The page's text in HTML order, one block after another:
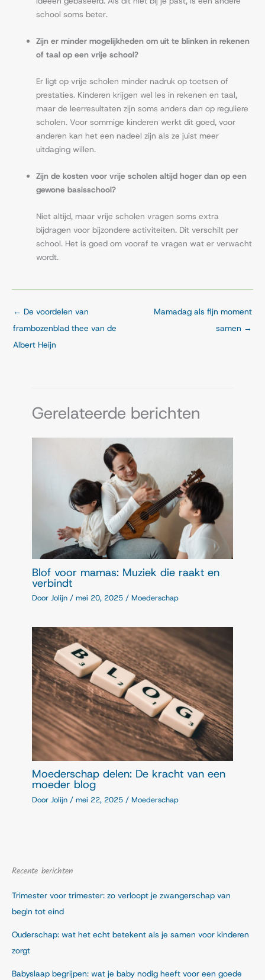
school soms beter.
Zijn er minder mogelijkheden om uit te blinken in rekenen
of taal op een vrije school?
Er ligt op vrije scholen minder nadruk op toetsen of
prestaties. Kinderen krijgen wel les in rekenen en taal,
maar de leerresultaten zijn soms anders dan op reguliere
scholen. Voor sommige kinderen werkt dit goed, voor
anderen kan het een nadeel zijn als ze juist meer
uitdaging willen.
Zijn de kosten voor vrije scholen altijd hoger dan op een
gewone basisschool?
Niet altijd, maar vrije scholen vragen soms extra
bijdragen voor bijzondere activiteiten. Dit verschilt per
school. Het is goed om vooraf te vragen wat er verwacht
wordt.
← De voordelen van
frambozenblad thee van de
Albert Heijn
Mamadag als fijn moment
samen →
Gerelateerde berichten
Blof voor mamas: Muziek die raakt en
verbindt
Door Jolijn /mei 20, 2025 /Moederschap
Moederschap delen: De kracht van een
moeder blog
Door Jolijn /mei 22, 2025 /Moederschap
Recente berichten
Trimester voor trimester: zo verloopt je zwangerschap van
begin tot eind
Ouderschap: wat het echt betekent als je samen voor kinderen
zorgt
Babyslaap begrijpen: wat je baby nodig heeft voor een goede